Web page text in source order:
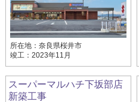
所在地：奈良県桜井市
竣工：2023年11月
スーパーマルハチ下坂部店
新築工事